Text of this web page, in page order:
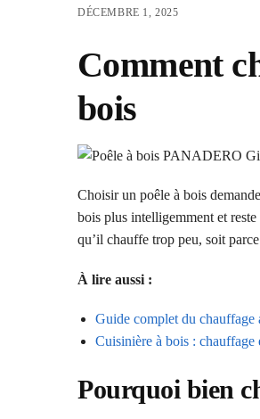
DÉCEMBRE 1, 2025
Comment
bois
Choisir un poêle à bois
bois plus intelligemment et
qu’il chauffe trop peu, soit
À lire aussi :
Guide complet du chauffage
Cuisinière à bois :
Pourquoi bien